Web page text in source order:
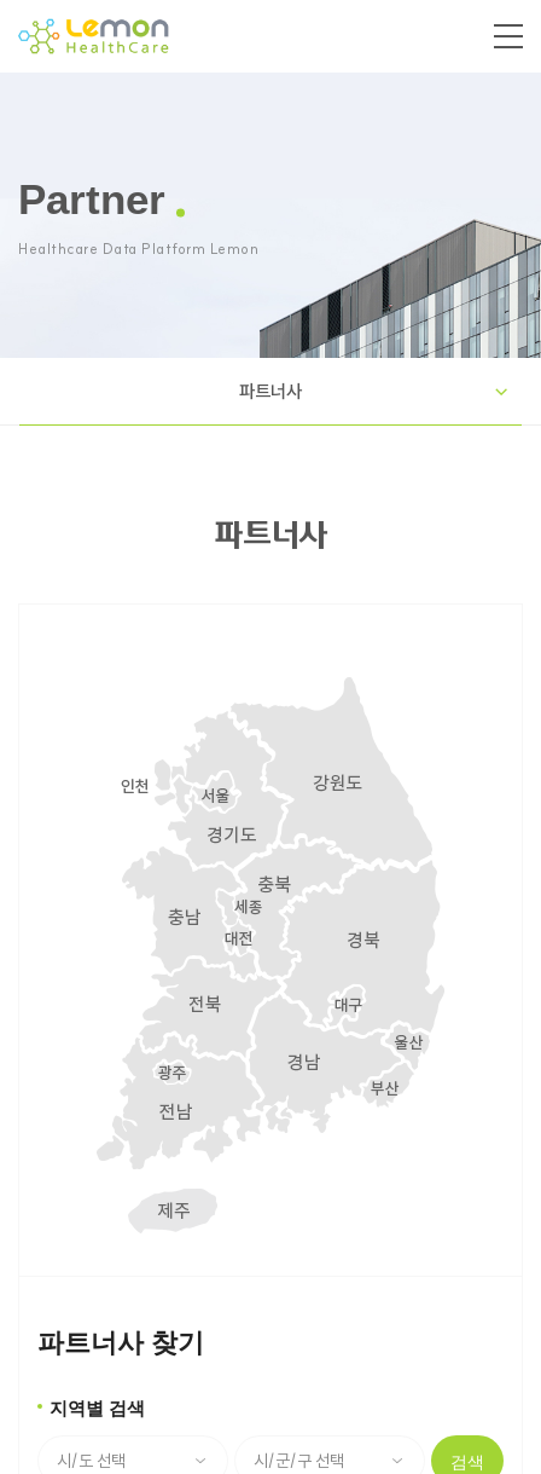
Partner
Healthcare Data Platform Lemon
파트너사
파트너사
파트너사 찾기
지역별 검색
검색